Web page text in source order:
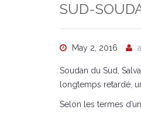
SUD-
May 2, 2016
Soudan du Sud,
longtemps retardé,
Selon les termes